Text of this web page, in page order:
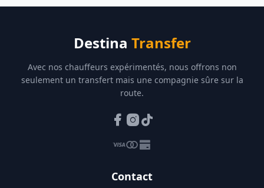
Destina Transfer
Avec nos chauffeurs expérimentés, nous offrons non
seulement un transfert mais une compagnie sûre sur la
route.
Contact